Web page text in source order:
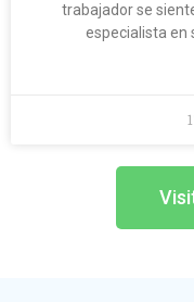
trabajador se
especialista en